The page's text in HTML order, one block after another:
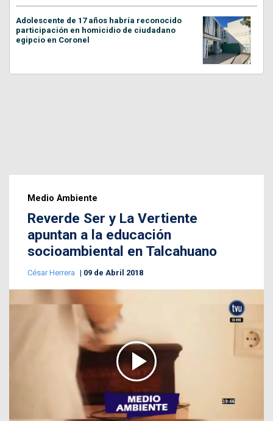
Adolescente de 17 años habría reconocido
participación en homicidio de ciudadano
egipcio en Coronel
Medio Ambiente
Reverde Ser y La Vertiente
apuntan a la educación
socioambiental en Talcahuano
César Herrera 09 de Abril 2018